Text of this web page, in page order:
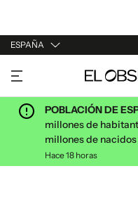
ESPAÑA
URUGUAY
ARGENTINA
ESPAÑA
ESTADOS UNIDOS
POBLACIÓN DE
millones de
millones de
Hace 18 horas